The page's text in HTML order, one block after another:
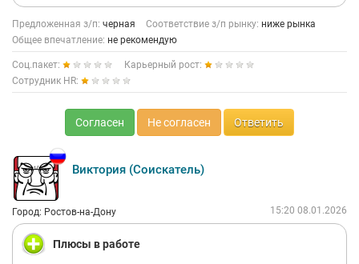
Предложенная з/п: черная Соответствие з/п рынку: ниже рынка
Общее впечатление: не рекомендую
Соц.пакет:
Карьерный рост:
Сотрудник HR:
Согласен Не согласен Ответить
Виктория (Соискатель)
Город: Ростов-на-Дону 15:20 08.01.2026
Плюсы в работе